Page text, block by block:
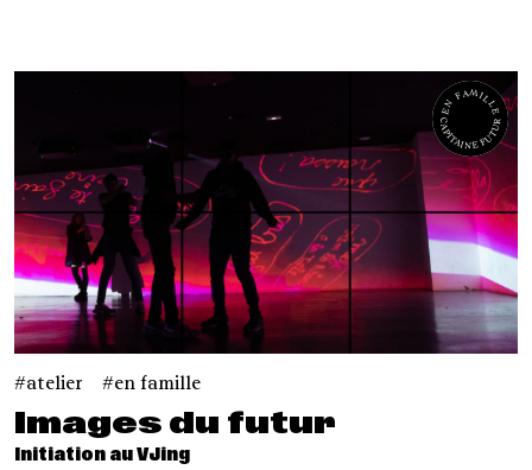
EN FAMILLE
CAPITAINE FUTUR
atelier en famille
Images du futur
Initiation au VJing